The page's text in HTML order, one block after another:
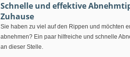
Schnelle und effektive
Zuhause
Sie haben zu viel auf den Rippen und möchten
abnehmen? Ein paar hilfreiche und schnelle
an dieser Stelle.